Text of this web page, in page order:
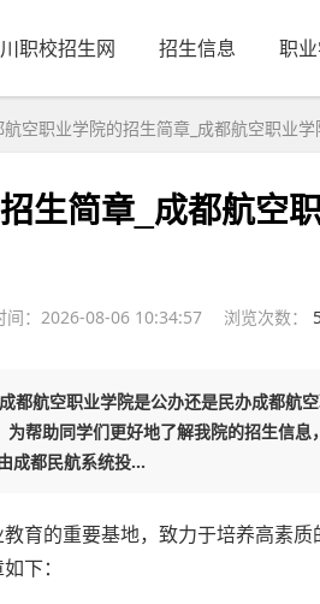
职校招生网 招生信息 职
航空职业学院的招生简章_成都航空职业
生简章_成都航空
间：2026-08-06 10:34:57 浏览次数：
都航空职业学院是公办还是民办成都航
帮助同学们更好地了解我院的招生信
成都民航系统投...
育的重要基地，致力于培养高素
下：